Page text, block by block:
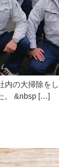
の大掃除を
。 &nbsp […]